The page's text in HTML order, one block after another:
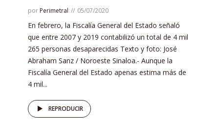
por Perimetral 05/07/2020
En febrero, la Fiscalía General del Estado señaló
que entre 2007 y 2019 contabilizó un total de 4 mil
265 personas desaparecidas Texto y foto: José
Abraham Sanz / Noroeste Sinaloa.- Aunque la
Fiscalía General del Estado apenas estima más de
4 mil...
REPRODUCIR